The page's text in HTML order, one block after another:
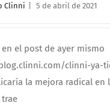
Clinni 5 de abril de 2021
en el post de ayer mismo
clinni-ya-
la mejora radical en